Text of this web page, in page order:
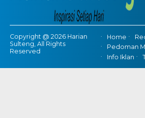
Copyright @ 2026 Harian
Sulteng, All Rights
Reserved
Home
Pedoman
Info Iklan